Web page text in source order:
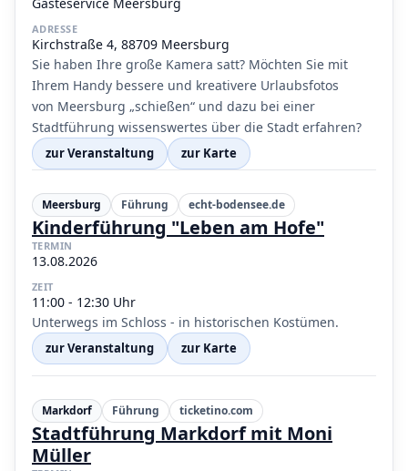
ADRESSE
Kirchstraße 4, 88709 Meersburg
Sie haben Ihre große Kamera satt? Möchten Sie mit
Ihrem Handy bessere und kreativere Urlaubsfotos
von Meersburg „schießen“ und dazu bei einer
Stadtführung wissenswertes über die Stadt erfahren?
zur Veranstaltung zur Karte
Meersburg Führung echt-bodensee.de
Kinderführung "Leben am Hofe"
TERMIN
13.08.2026
ZEIT
11:00 - 12:30 Uhr
Unterwegs im Schloss - in historischen Kostümen.
zur Veranstaltung zur Karte
Markdorf Führung ticketino.com
Stadtführung Markdorf mit Moni
Müller